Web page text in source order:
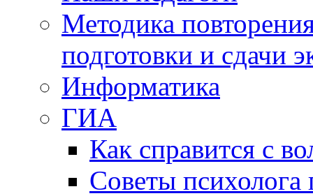
Методика
подготовки и сдачи
Информатика
ГИА
Как справится с
Советы